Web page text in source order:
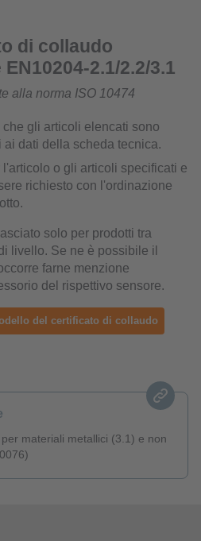
di collaudo
2.1/2.2/3.1
alla norma ISO 10474
che gli articoli elencati sono
ai dati della scheda tecnica.
l'articolo o gli articoli specificati e
richiesto con l'ordinazione
solo per prodotti tra
livello. Se ne è possibile il
farne menzione
del rispettivo sensore.
del certificato di collaudo
materiali metallici (3.1) e non